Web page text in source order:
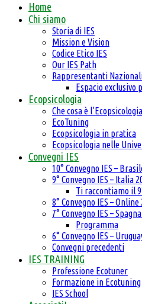
Home
Chi siamo
Storia di IES
Mission e Vision
Codice Etico IES
Our IES Path
Rappresentanti
Espacio exclusivo
Ecopsicologia
Che cosa è l’Ecopsicologia
EcoTuning
Ecopsicologia in pratica
Ecopsicologia nelle
Convegni IES
10° Convegno IES –
9° Convegno IES – Italia
Ti raccontiamo il
8° Convegno IES – Online
7° Convegno IES –
Programma
6° Convegno IES –
Convegni precedenti
IES TRAINING
Professione Ecotuner
Formazione in Ecotuning
IES School